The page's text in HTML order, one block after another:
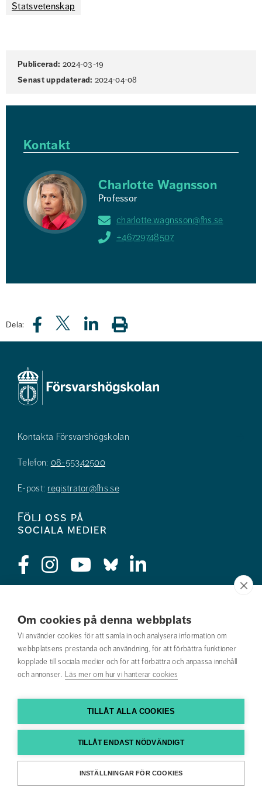
Om cookies på denna webbplats
Vi använder cookies för att samla in och analysera information om
webbplatsens prestanda och användning, för att förbättra funktioner
kopplade till sociala medier och för att förbättra och anpassa innehåll
och annonser. Läs mer om hur vi hanterar cookies
TILLÅT ALLA COOKIES
TILLÅT ENDAST NÖDVÄNDIGT
INSTÄLLNINGAR FÖR COOKIES
Statsvetenskap
Sidinformation
Publicerad: 2024-03-19
Senast uppdaterad: 2024-04-08
Kontakt
Charlotte Wagnsson
Professor
charlotte.wagnsson@fhs.se
+46729748507
Dela:
Kontakta Försvarshögskolan
Telefon: 08-55342500
E-post: registrator@fhs.se
Följ oss på
sociala medier
Jobba hos oss
Nyhetsbrev
Om webbplatsen
Hitta till oss
Hitta din utbildning